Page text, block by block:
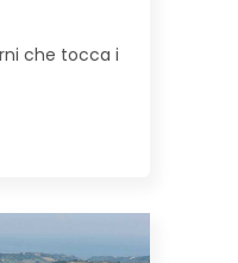
che tocca i